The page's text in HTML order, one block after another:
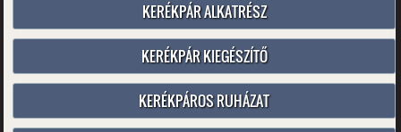
KERÉKPÁR ALKATRÉSZ
KERÉKPÁR KIEGÉSZÍTŐ
KERÉKPÁROS RUHÁZAT